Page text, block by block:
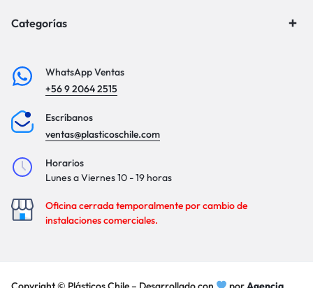
Categorías
WhatsApp Ventas
+56 9 2064 2515
Escríbanos
ventas@plasticoschile.com
Horarios
Lunes a Viernes 10 - 19 horas
Oficina cerrada temporalmente por cambio de
instalaciones comerciales.